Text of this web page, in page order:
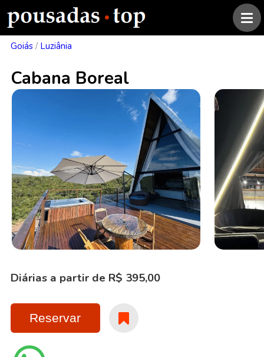
Goiás / Luziânia
Cabana Boreal
Diárias a partir de R$ 395,00
Reservar